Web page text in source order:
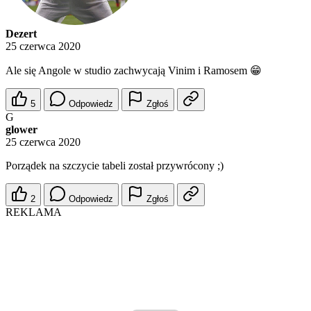
Dezert
25 czerwca 2020
Ale się Angole w studio zachwycają Vinim i Ramosem 😁
5 Odpowiedz Zgłoś
G
glower
25 czerwca 2020
Porządek na szczycie tabeli został przywrócony ;)
2 Odpowiedz Zgłoś
REKLAMA